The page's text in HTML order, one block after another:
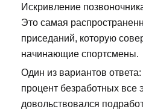
Искривление
Это самая
приседаний, которую
начинающие спортсмены.
Один из вариантов
процент безработных все
довольствовался